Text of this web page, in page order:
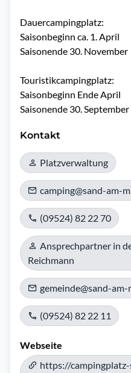
Dauercampingplatz:
Saisonbeginn ca. 1. April
Saisonende 30. November
Touristikcampingplatz:
Saisonbeginn Ende April
Saisonende 30. September
Kontakt
Platzverwaltung
camping@sand-am-
(09524) 82 22 70
Ansprechpartner in
Reichmann
gemeinde@sand-am-
(09524) 82 22 11
Webseite
https://